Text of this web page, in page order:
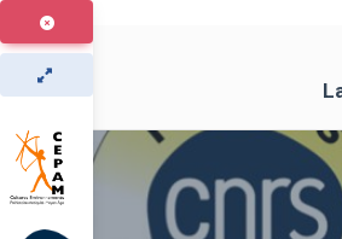
Aller
au
contenu
principal